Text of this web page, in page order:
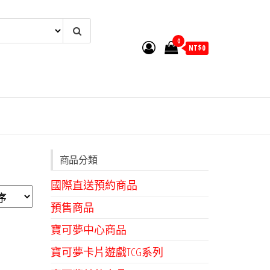
0
NT$0
商品分類
國際直送預約商品
預售商品
寶可夢中心商品
寶可夢卡片遊戲TCG系列